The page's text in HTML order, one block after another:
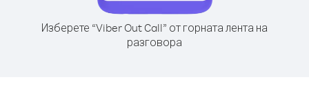
Изберете “Viber Out Call” от горната лента на
разговора